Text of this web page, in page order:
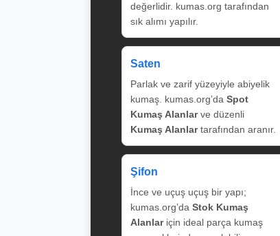
değerlidir. kumas.org tarafından
sık alımı yapılır.
Saten
Parlak ve zarif yüzeyiyle abiyelik
kumaş. kumas.org’da Spot
Kumaş Alanlarve düzenli
Kumaş Alanlartarafından aranır.
Şifon
İnce ve uçuş uçuş bir yapı;
kumas.org’da Stok Kumaş
Alanlariçin ideal parça kumaş